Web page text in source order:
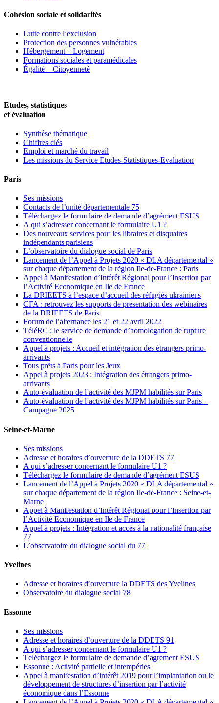
Cohésion sociale et solidarités
Lutte contre l’exclusion
Protection des personnes vulnérables
Hébergement – Logement
Formations sociales et paramédicales
Égalité – Citoyenneté
Etudes, statistiques
et évaluation
Synthèse thématique
Chiffres clés
Emploi et marché du travail
Les missions du Service Etudes-Statistiques-Evaluation
Paris
Ses missions
Contacts de l’unité départementale 75
Téléchargez le formulaire de demande d’agrément ESUS
A qui s’adresser concernant le formulaire U1 ?
Des nouveaux services pour les libraires et disquaires
indépendants parisiens
L’observatoire du dialogue social de Paris
Lancement de l’Appel à Projets 2020 « DLA départemental »
sur chaque département de la région Ile-de-France : Paris
Appel à Manifestation d’Intérêt Régional pour l’Insertion par
l’Activité Economique en Ile de France
La DRIEETS à l’espace d’accueil des réfugiés ukrainiens
CFA : retrouvez les supports de présentation des webinaires
de la DRIEETS de Paris
Forum de l’alternance les 21 et 22 avril 2022
TéléRC : le service de demande d’homologation de rupture
conventionnelle
Appel à projets : Accueil et intégration des étrangers primo-
arrivants
Tous prêts à Paris pour les Jeux
Appel à projets 2023 : Intégration des étrangers primo-
arrivants
Auto-évaluation de l’activité des MJPM habilités sur Paris
Auto-évaluation de l’activité des MJPM habilités sur Paris –
Campagne 2025
Seine-et-Marne
Ses missions
Adresse et horaires d’ouverture de la DDETS 77
A qui s’adresser concernant le formulaire U1 ?
Téléchargez le formulaire de demande d’agrément ESUS
Lancement de l’Appel à Projets 2020 « DLA départemental »
sur chaque département de la région Ile-de-France : Seine-et-
Marne
Appel à Manifestation d’Intérêt Régional pour l’Insertion par
l’Activité Economique en Ile de France
Appel à projets : Intégration et accès à la nationalité française
77
L’observatoire du dialogue social du 77
Yvelines
Adresse et horaires d’ouverture la DDETS des Yvelines
Observatoire du dialogue social 78
Essonne
Ses missions
Adresse et horaires d’ouverture de la DDETS 91
A qui s’adresser concernant le formulaire U1 ?
Téléchargez le formulaire de demande d’agrément ESUS
Essonne : Activité partielle et intempéries
Appel à manifestation d’intérêt 2019 pour l’implantation ou le
développement de structures d’insertion par l’activité
économique dans l’Essonne